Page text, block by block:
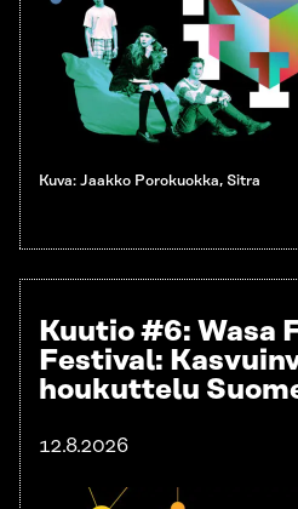
Kuva: Jaakko Porokuokka, Sitra
Kuutio #6: Wasa
Festival:
houkuttelu
12.8.2026